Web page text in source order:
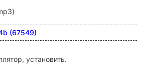
(67549)
установить.